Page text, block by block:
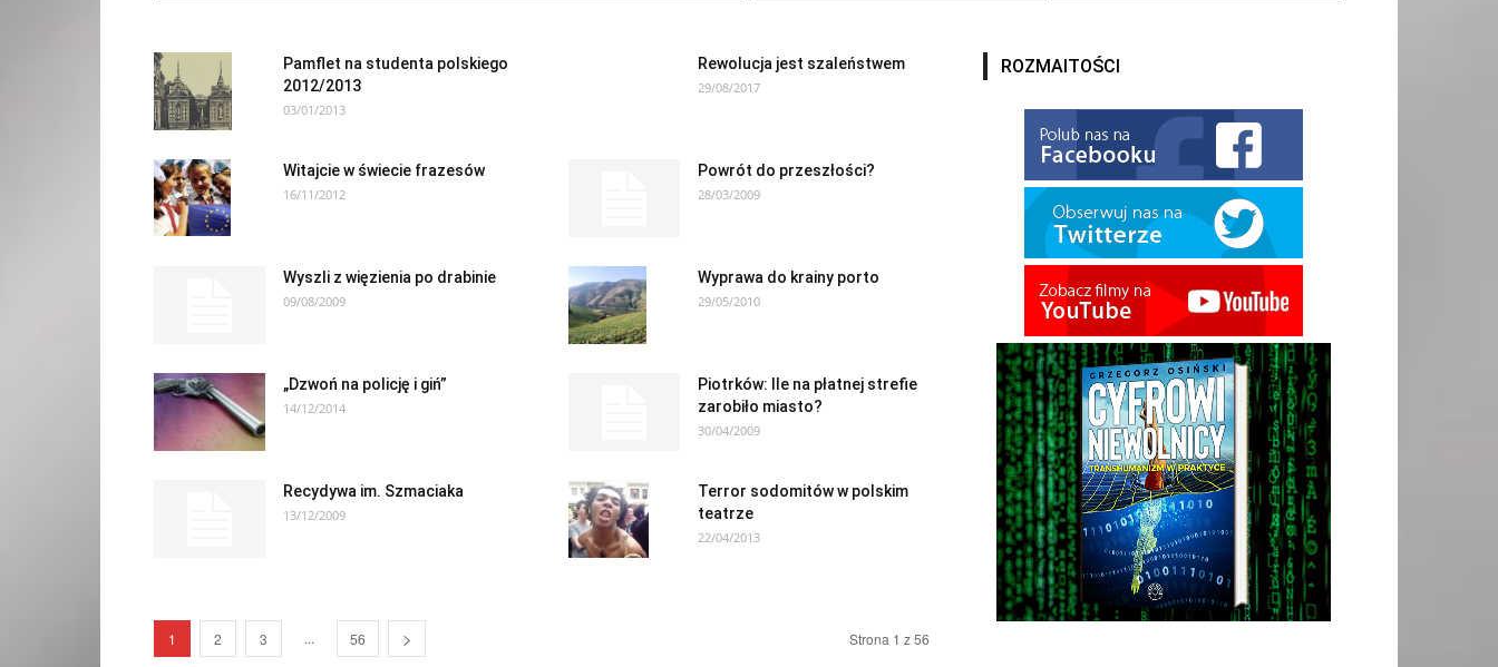
Pamflet na studenta polskiego
2012/2013
03/01/2013
Rewolucja jest szaleństwem
29/08/2017
Witajcie w świecie frazesów
16/11/2012
Powrót do przeszłości?
28/03/2009
Wyszli z więzienia po drabinie
09/08/2009
Wyprawa do krainy porto
29/05/2010
„Dzwoń na policję i giń”
14/12/2014
Piotrków: Ile na płatnej strefie
zarobiło miasto?
30/04/2009
Recydywa im. Szmaciaka
13/12/2009
Terror sodomitów w polskim
teatrze
22/04/2013
1 2 3 ... 56 Strona 1 z 56
ROZMAITOŚCI